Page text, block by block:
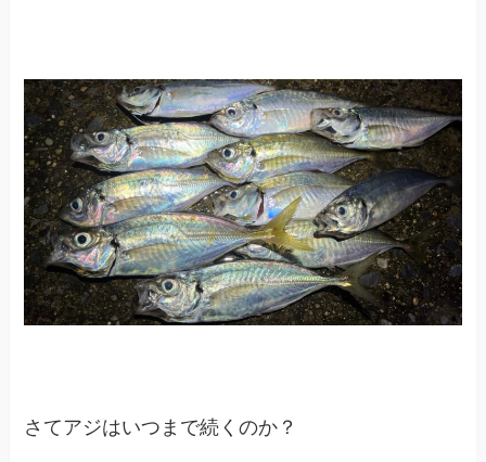
さてアジはいつまで続くのか？